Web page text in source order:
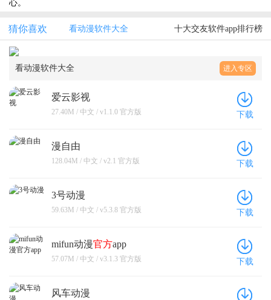
心。
猜你喜欢 看动漫软件大全 十大交友软件app排行榜
看动漫软件大全 进入专区
爱云影视
27.40M / 中文 / v1.1.0 官方版 下载
漫自由
128.04M / 中文 / v2.1 官方版 下载
3号动漫
59.63M / 中文 / v5.3.8 官方版 下载
mifun动漫官方app
57.07M / 中文 / v3.1.3 官方版 下载
风车动漫